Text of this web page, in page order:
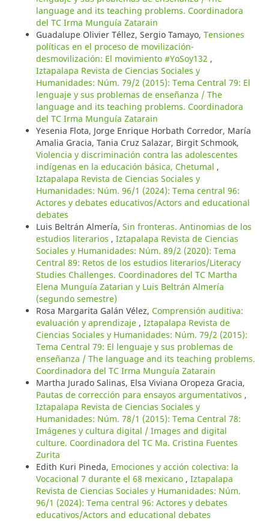
language and its teaching problems. Coordinadora
del TC Irma Munguía Zatarain
Guadalupe Olivier Téllez, Sergio Tamayo, Tensiones
políticas en el proceso de movilización-
desmovilización: El movimiento #YoSoy132 ,
Iztapalapa Revista de Ciencias Sociales y
Humanidades: Núm. 79/2 (2015): Tema Central 79: El
lenguaje y sus problemas de enseñanza / The
language and its teaching problems. Coordinadora
del TC Irma Munguía Zatarain
Yesenia Flota, Jorge Enrique Horbath Corredor, María
Amalia Gracia, Tania Cruz Salazar, Birgit Schmook,
Violencia y discriminación contra las adolescentes
indígenas en la educación básica, Chetumal ,
Iztapalapa Revista de Ciencias Sociales y
Humanidades: Núm. 96/1 (2024): Tema central 96:
Actores y debates educativos/Actors and educational
debates
Luis Beltrán Almería, Sin fronteras. Antinomias de los
estudios literarios , Iztapalapa Revista de Ciencias
Sociales y Humanidades: Núm. 89/2 (2020): Tema
Central 89: Retos de los estudios literarios/Literacy
Studies Challenges. Coordinadores del TC Martha
Elena Munguía Zatarian y Luis Beltrán Almería
(segundo semestre)
Rosa Margarita Galán Vélez, Comprensión auditiva:
evaluación y aprendizaje , Iztapalapa Revista de
Ciencias Sociales y Humanidades: Núm. 79/2 (2015):
Tema Central 79: El lenguaje y sus problemas de
enseñanza / The language and its teaching problems.
Coordinadora del TC Irma Munguía Zatarain
Martha Jurado Salinas, Elsa Viviana Oropeza Gracia,
Pautas de corrección para ensayos argumentativos ,
Iztapalapa Revista de Ciencias Sociales y
Humanidades: Núm. 78/1 (2015): Tema Central 78:
Imágenes y cultura digital / Images and digital
culture. Coordinadora del TC Ma. Cristina Fuentes
Zurita
Edith Kuri Pineda, Emociones y acción colectiva: la
Vocacional 7 durante el 68 mexicano , Iztapalapa
Revista de Ciencias Sociales y Humanidades: Núm.
96/1 (2024): Tema central 96: Actores y debates
educativos/Actors and educational debates